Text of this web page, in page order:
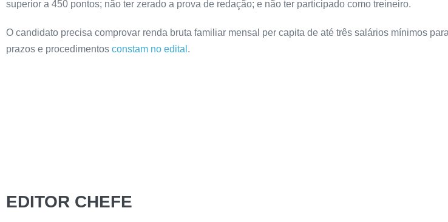
superior a 450 pontos; não ter zerado a prova de redação; e não ter participado como treineiro.
O candidato precisa comprovar renda bruta familiar mensal per capita de até três salários mínimos
prazos e procedimentos constam no edital .
EDITOR CHEFE